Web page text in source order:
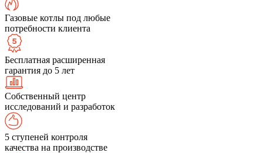
Газовые котлы под любые
потребности клиента
Бесплатная расширенная
гарантия до 5 лет
Собственный центр
исследований и разработок
5 ступеней контроля
качества на производстве